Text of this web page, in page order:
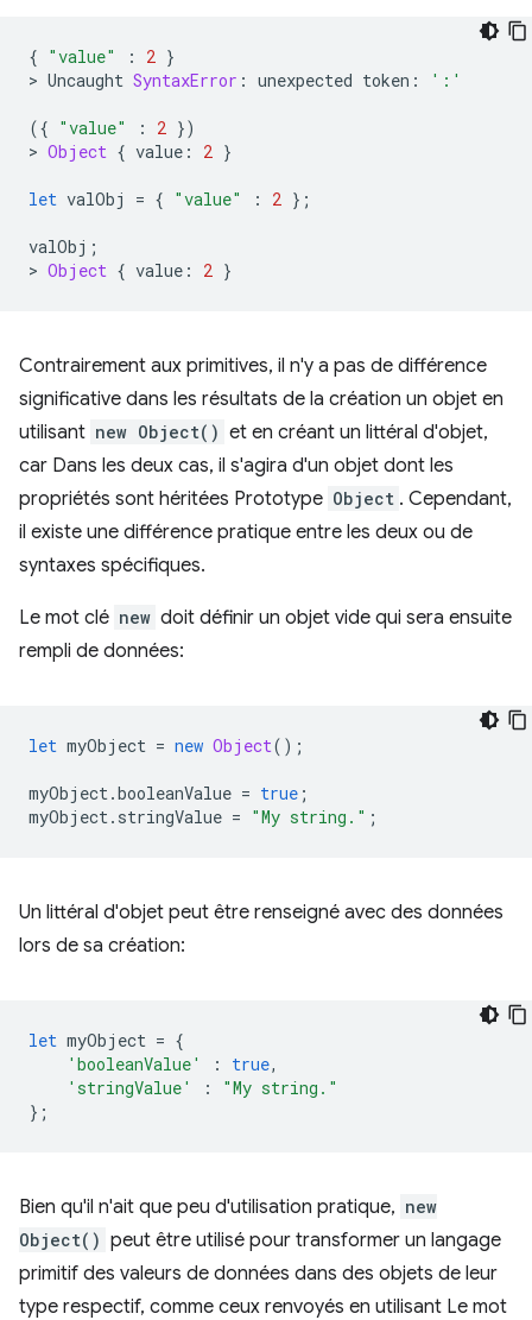
{ "value" : 2 }
> Uncaught SyntaxError : unexpected token : ':'
({ "value" : 2 })
> Object { value : 2 }
let valObj = { "value" : 2 };
valObj ;
> Object { value : 2 }
Contrairement aux primitives, il n'y a pas de différence
significative dans les résultats de la création un objet en
utilisant new Object() et en créant un littéral d'objet,
car Dans les deux cas, il s'agira d'un objet dont les
propriétés sont héritées Prototype Object . Cependant,
il existe une différence pratique entre les deux ou de
syntaxes spécifiques.
Le mot clé new doit définir un objet vide qui sera ensuite
rempli de données:
let myObject = new Object();
myObject.booleanValue = true ;
myObject. stringValue = "My string." ;
Un littéral d'objet peut être renseigné avec des données
lors de sa création:
let myObject = {
'booleanValue'
: true,
'stringValue'
:
"My string."
};
Bien qu'il n'ait que peu d'utilisation pratique, new
Object() peut être utilisé pour transformer un langage
primitif des valeurs de données dans des objets de leur
type respectif, comme ceux renvoyés en utilisant Le mot